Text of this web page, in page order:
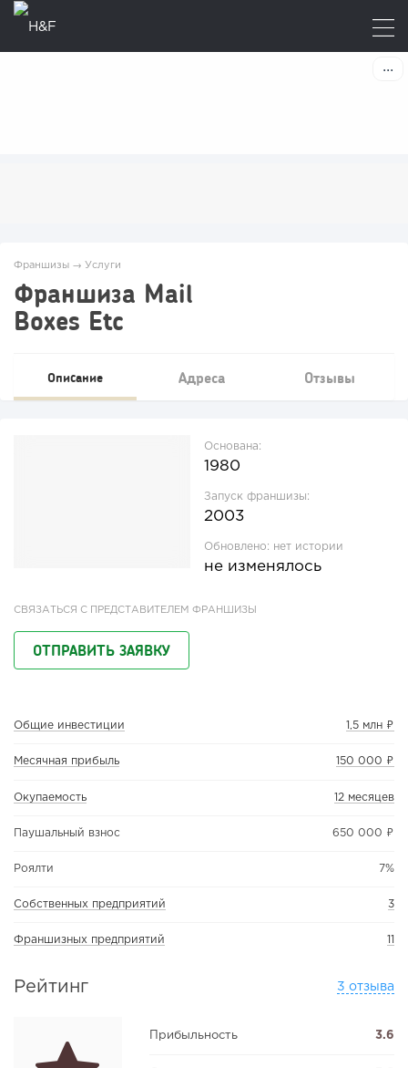
Франшизы → Услуги
Франшиза Mail
Boxes Etc
Описание Адреса Отзывы
Основана:
1980
Запуск франшизы:
2003
Обновлено: нет истории
не изменялось
СВЯЗАТЬСЯ С ПРЕДСТАВИТЕЛЕМ ФРАНШИЗЫ
ОТПРАВИТЬ ЗАЯВКУ
Общие инвестиции 1,5 млн ₽
Месячная прибыль 150 000 ₽
Окупаемость 12 месяцев
Паушальный взнос 650 000 ₽
Роялти 7%
Собственных предприятий 3
Франшизных предприятий 11
Рейтинг 3 отзыва
Прибыльность 3.6